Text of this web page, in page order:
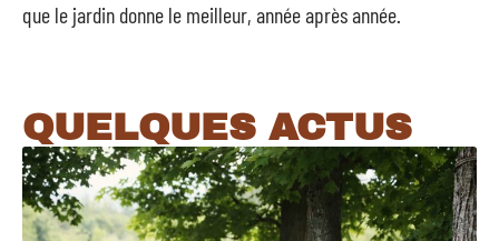
que le jardin donne le meilleur, année après année.
QUELQUES ACTUS